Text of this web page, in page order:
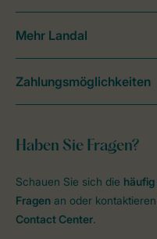
Haben Sie Fragen?
Schauen Sie sich die
Fragen an oder
Contact Center.
Mehr Landal
Zahlungsmöglichkeiten